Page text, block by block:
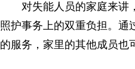
对失能人员的家庭来讲
照护事务上的双重负担。通
的服务，家里的其他成员也